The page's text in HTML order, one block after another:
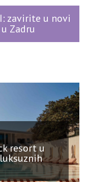
zavirite u novi
Zadru
resort u